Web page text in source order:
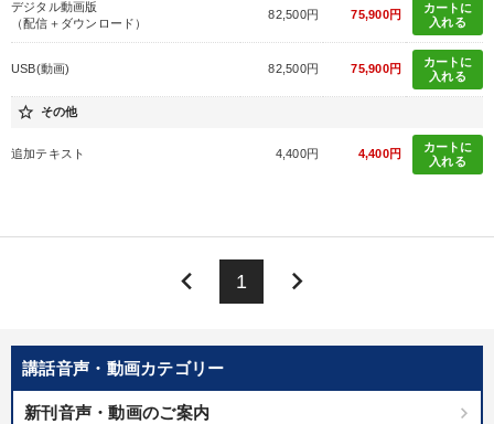
講話音声・動画カテゴリー
新刊音声・動画のご案内
デジタル動画版
（配信＋ダウンロード）
82,500円 75,900円
カートに
入れる
USB(動画) 82,500円 75,900円
カートに
入れる
star_border その他
追加テキスト 4,400円 4,400円
カートに
入れる
keyboard_arrow_left 1 keyboard_arrow_right